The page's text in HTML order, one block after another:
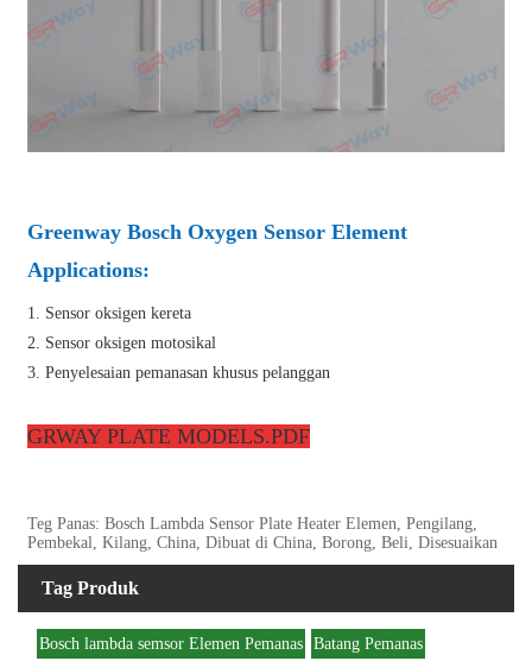
Greenway Bosch Oxygen Sensor Element
Applications:
1. Sensor oksigen kereta
2. Sensor oksigen motosikal
3. Penyelesaian pemanasan khusus pelanggan
GRWAY PLATE MODELS.PDF
Teg Panas: Bosch Lambda Sensor Plate Heater Elemen, Pengilang,
Pembekal, Kilang, China, Dibuat di China, Borong, Beli, Disesuaikan
Tag Produk
Bosch lambda semsor Elemen Pemanas Batang Pemanas